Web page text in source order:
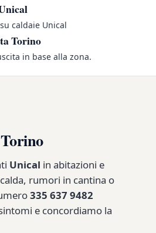
caldaie Unical
Torino
in base alla zona.
Unical in abitazioni e
rumori in cantina o
335 637 9482
e concordiamo la